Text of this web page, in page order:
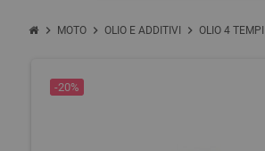
chevron_right MOTO chevron_right OLIO E ADDITIVI chevron_right OLIO 4 TEMPI
-20%